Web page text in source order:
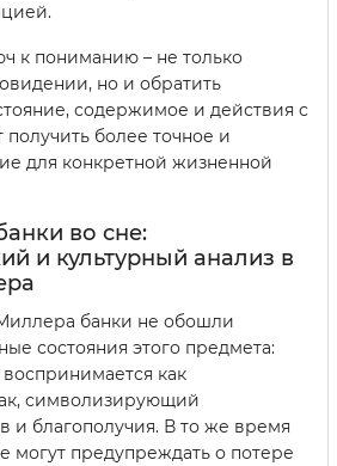
к пониманию – не только
но и обратить
содержимое и действия с
более точное и
для конкретной жизненной
во сне:
и культурный анализ в
банки не обошли
состояния этого предмета:
как
символизирующий
и благополучия. В то же время
могут предупреждать о потере